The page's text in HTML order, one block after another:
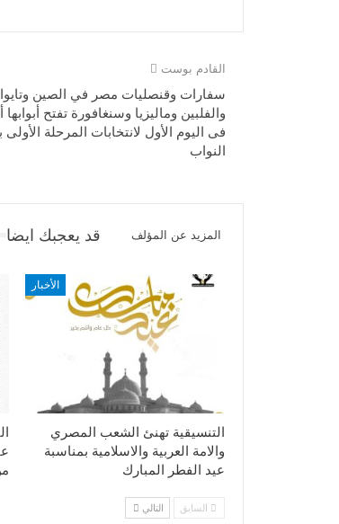
القادم بوست
سفارات وقنصليات مصر في الصين
والفلبين وماليزيا وسنغافورة تفتح أبوابها
فى اليوم الأول لانتخابات المرحلة
النواب
قد يعجبك ايضا المزيد عن المؤلف
الأخبار
التنسيقية تهنئ الشعب المصري
والامة العربية والاسلامية بمناسبة
عيد الفطر المبارك
السابق التالي